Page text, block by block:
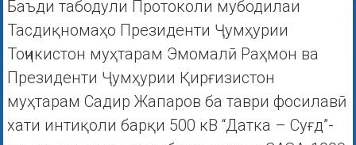
Баъди табодули Протоколи мубодилаи
Тасдиқномаҳо Президенти Ҷумҳурии
Тоҷикистон муҳтарам Эмомалӣ Раҳмон ва
Президенти Ҷумҳурии Қирғизистон
муҳтарам Садир Жапаров ба таври фосилавӣ
хати интиқоли барқи 500 кВ “Датка – Суғд”-